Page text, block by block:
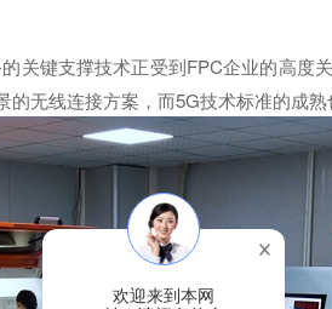
关键支撑技术正受到FPC企业的高
无线连接方案，而5G技术标准的成熟
欢迎来到本网